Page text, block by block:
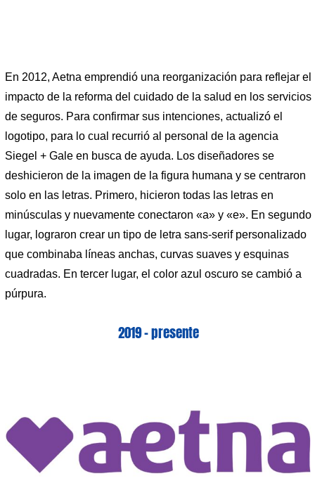
En 2012, Aetna emprendió una reorganización para reflejar el
impacto de la reforma del cuidado de la salud en los servicios
de seguros. Para confirmar sus intenciones, actualizó el
logotipo, para lo cual recurrió al personal de la agencia
Siegel + Gale en busca de ayuda. Los diseñadores se
deshicieron de la imagen de la figura humana y se centraron
solo en las letras. Primero, hicieron todas las letras en
minúsculas y nuevamente conectaron «a» y «e». En segundo
lugar, lograron crear un tipo de letra sans-serif personalizado
que combinaba líneas anchas, curvas suaves y esquinas
cuadradas. En tercer lugar, el color azul oscuro se cambió a
púrpura.
2019 – presente